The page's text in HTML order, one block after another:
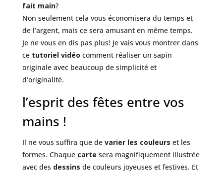
fait main?
Non seulement cela vous économisera du temps et
de l’argent, mais ce sera amusant en même temps.
Je ne vous en dis pas plus! Je vais vous montrer dans
ce tutoriel vidéo comment réaliser un sapin
originale avec beaucoup de simplicité et
d’originalité.
l’esprit des fêtes entre vos
mains !
Il ne vous suffira que devarier les couleurs et les
formes. Chaque carte sera magnifiquement illustrée
avec des dessins de couleurs joyeuses et festives. Et